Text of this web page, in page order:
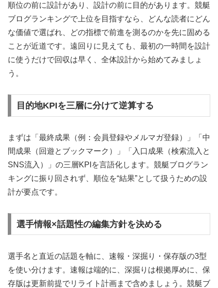
順位の前に設計があり、設計の前に目的があります。競艇
ブログランキングで上位を目指すなら、どんな読者にどん
な価値で選ばれ、どの指標で前進を測るのかを先に固める
ことが近道です。遠回りに見えても、最初の一時間を設計
に使うだけで回収は早く、全体設計から始めてみましょ
う。
目的地KPIを三層に分けて逆算する
まずは「最終成果（例：会員登録やメルマガ登録）」「中
間成果（回遊とブックマーク）」「入口成果（検索流入と
SNS流入）」の三層KPIを言語化します。競艇ブログラン
キングに振り回されず、順位を“結果”として扱うための設
計が要点です。
選手情報×話題性の編集方針を決める
選手名と直近の話題を軸に、速報・深掘り・保存版の3型
を使い分けます。速報は端的に、深掘りは根拠厚めに、保
存版は更新前提でリライト計画まで含めましょう。競艇ブ